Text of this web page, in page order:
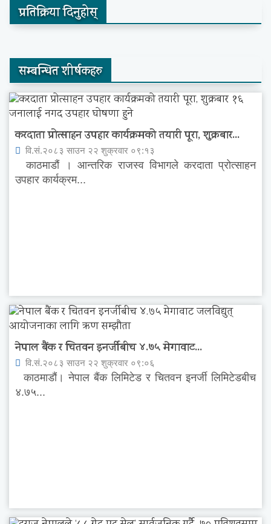
प्रतिक्रिया दिनुहोस्
सम्बन्धित शीर्षकहरु
करदाता प्रोत्साहन उपहार कार्यक्रमको तयारी पूरा, शुक्रबार...
वि.सं.२०८३ साउन २२ शुक्रवार ०९:१३
काठमाडौं । आन्तरिक राजस्व विभागले करदाता प्रोत्साहन
उपहार कार्यक्रम...
नेपाल बैंक र चितवन इनर्जीबीच ४.७५ मेगावाट...
वि.सं.२०८३ साउन २२ शुक्रवार ०९:०६
काठमाडौं। नेपाल बैंक लिमिटेड र चितवन इनर्जी लिमिटेडबीच
४.७५...